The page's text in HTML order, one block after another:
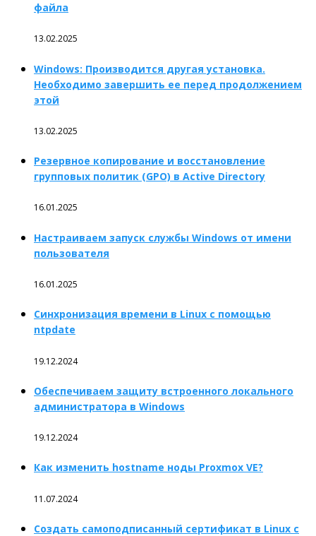
файла
13.02.2025
Windows: Производится другая установка.
Необходимо завершить ее перед продолжением
этой
13.02.2025
Резервное копирование и восстановление
групповых политик (GPO) в Active Directory
16.01.2025
Настраиваем запуск службы Windows от имени
пользователя
16.01.2025
Синхронизация времени в Linux с помощью
ntpdate
19.12.2024
Обеспечиваем защиту встроенного локального
администратора в Windows
19.12.2024
Как изменить hostname ноды Proxmox VE?
11.07.2024
Создать самоподписанный сертификат в Linux с